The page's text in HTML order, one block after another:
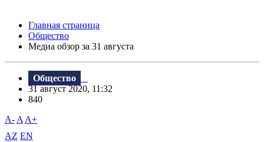
Главная страница
Общество
Meдиа обзор за 31 августа
Общество
31 август 2020, 11:32
840
A- A A+
AZ EN